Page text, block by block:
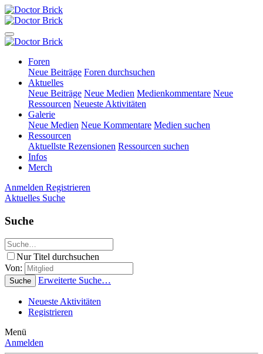
Foren
Neue Beiträge Foren durchsuchen
Aktuelles
Neue Beiträge Neue Medien Medienkommentare Neue
Ressourcen Neueste Aktivitäten
Galerie
Neue Medien Neue Kommentare Medien suchen
Ressourcen
Aktuellste Rezensionen Ressourcen suchen
Infos
Merch
Anmelden Registrieren
Aktuelles Suche
Suche
Nur Titel durchsuchen
Von:
Suche Erweiterte Suche…
Neueste Aktivitäten
Registrieren
Menü
Anmelden